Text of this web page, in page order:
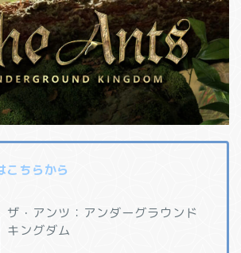
こちらから
ザ・アンツ：アンダーグラウンド
キングダム